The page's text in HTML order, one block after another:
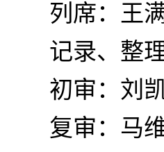
列席：王
记录、整
初审：刘
复审：马